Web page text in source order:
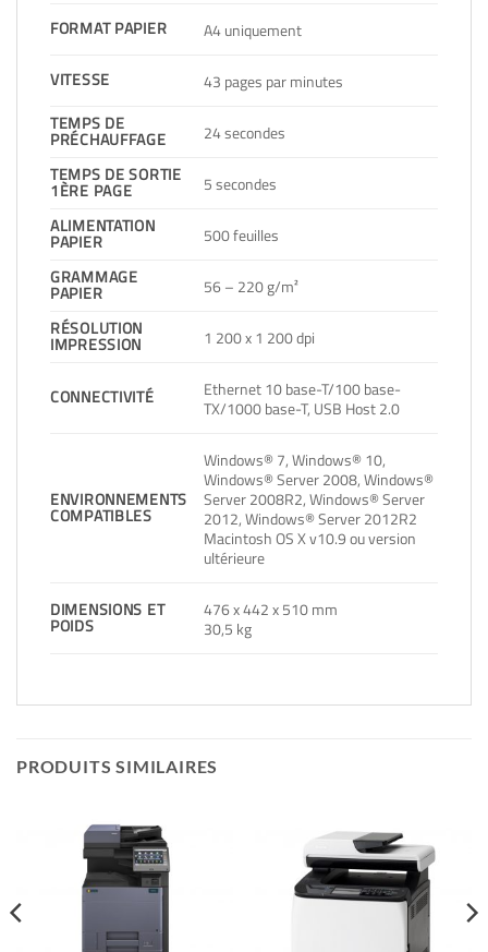
FORMAT PAPIER A4 uniquement
VITESSE
43 pages par minutes
TEMPS DE
PRÉCHAUFFAGE
24 secondes
TEMPS DE SORTIE
1ÈRE PAGE
5 secondes
ALIMENTATION
PAPIER
500 feuilles
GRAMMAGE
PAPIER
56 – 220 g/m²
RÉSOLUTION
IMPRESSION 1 200 x 1 200 dpi
CONNECTIVITÉ
Ethernet 10 base-T/100 base-
TX/1000 base-T, USB Host 2.0
ENVIRONNEMENTS
COMPATIBLES
Windows® 7, Windows® 10,
Windows® Server 2008, Windows®
Server 2008R2, Windows® Server
2012, Windows® Server 2012R2
Macintosh OS X v10.9 ou version
ultérieure
DIMENSIONS ET
POIDS
476 x 442 x 510 mm
30,5 kg
PRODUITS SIMILAIRES